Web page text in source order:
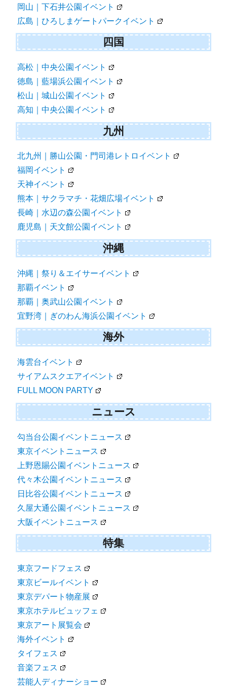
岡山｜下石井公園イベント
広島｜ひろしまゲートパークイベント
四国
高松｜中央公園イベント
徳島｜藍場浜公園イベント
松山｜城山公園イベント
高知｜中央公園イベント
九州
北九州｜勝山公園・門司港レトロイベント
福岡イベント
天神イベント
熊本｜サクラマチ・花畑広場イベント
長崎｜水辺の森公園イベント
鹿児島｜天文館公園イベント
沖縄
沖縄｜祭り＆エイサーイベント
那覇イベント
那覇｜奥武山公園イベント
宜野湾｜ぎのわん海浜公園イベント
海外
海雲台イベント
サイアムスクエアイベント
FULL MOON PARTY
ニュース
勾当台公園イベントニュース
東京イベントニュース
上野恩賜公園イベントニュース
代々木公園イベントニュース
日比谷公園イベントニュース
久屋大通公園イベントニュース
大阪イベントニュース
特集
東京フードフェス
東京ビールイベント
東京デパート物産展
東京ホテルビュッフェ
東京アート展覧会
海外イベント
タイフェス
音楽フェス
芸能人ディナーショー